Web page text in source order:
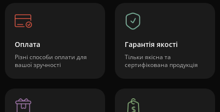
Оплата
Різні способи оплати для
вашої зручності
Гарантія якості
Тільки якісна та
сертифікована продукція